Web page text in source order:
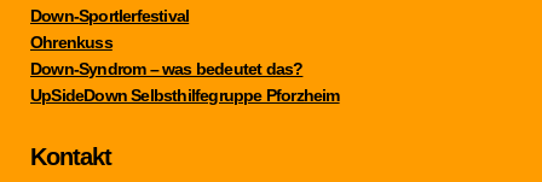
Down-Sportlerfestival
Ohrenkuss
Down-Syndrom – was bedeutet das?
UpSideDown Selbsthilfegruppe Pforzheim
Kontakt